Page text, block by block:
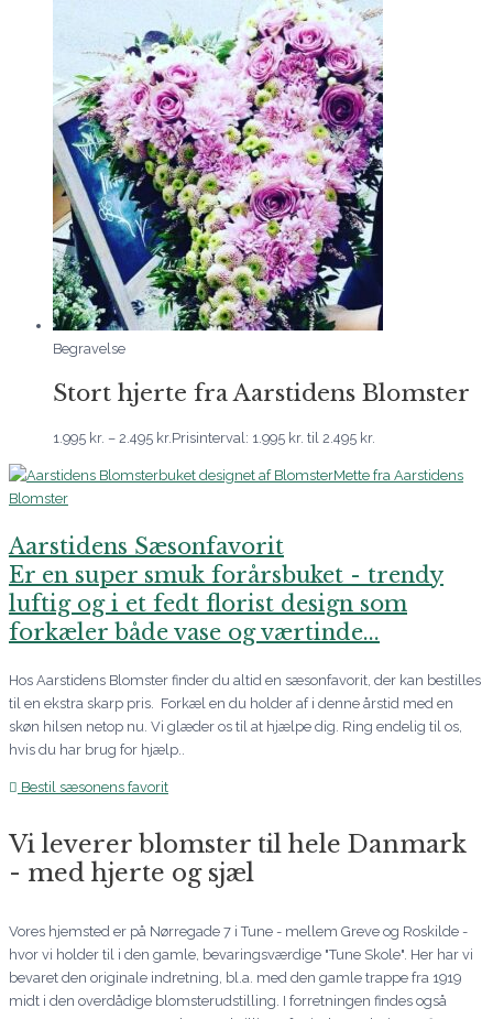
Begravelse
Stort hjerte fra Aarstidens Blomster
1.995 kr. – 2.495 kr.Prisinterval: 1.995 kr. til 2.495 kr.
Aarstidens Sæsonfavorit
Er en super smuk forårsbuket - trendy
luftig og i et fedt florist design som
forkæler både vase og værtinde...
Hos Aarstidens Blomster finder du altid en sæsonfavorit, der kan bestilles
til en ekstra skarp pris. Forkæl en du holder af i denne årstid med en
skøn hilsen netop nu. Vi glæder os til at hjælpe dig. Ring endelig til os,
hvis du har brug for hjælp..
Bestil sæsonens favorit
Vi leverer blomster til hele Danmark
- med hjerte og sjæl
Vores hjemsted er på Nørregade 7 i Tune - mellem Greve og Roskilde -
hvor vi holder til i den gamle, bevaringsværdige "Tune Skole". Her har vi
bevaret den originale indretning, bl.a. med den gamle trappe fra 1919
midt i den overdådige blomsterudstilling. I forretningen findes også